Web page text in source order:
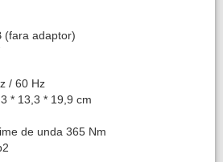
(fara adaptor)
/ 60 Hz
* 13,3 * 19,9 cm
de unda 365 Nm